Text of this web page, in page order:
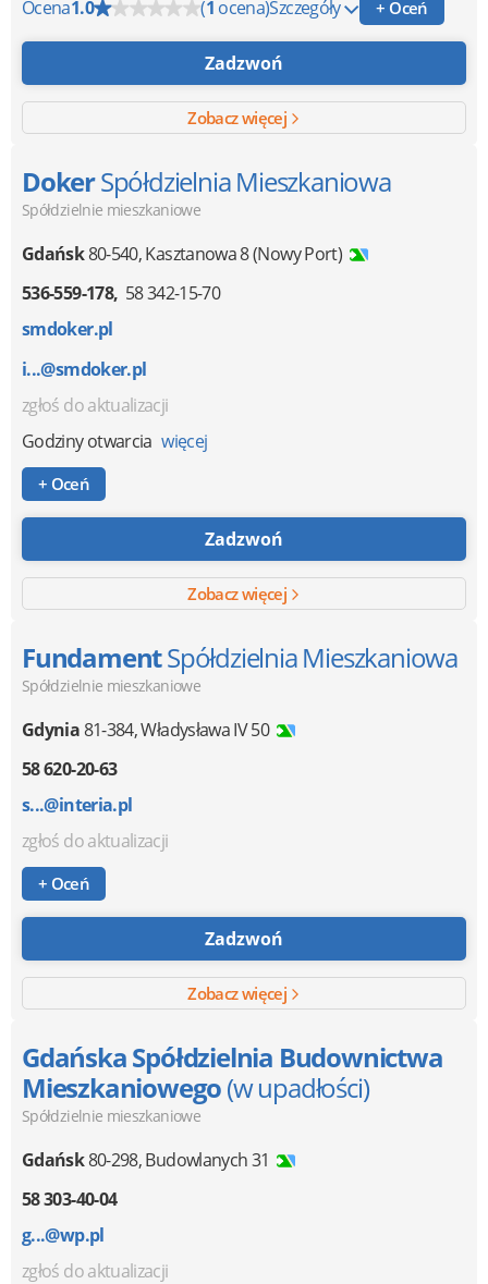
Ocena1.0 (1 ocena)Szczegóły + Oceń
Zadzwoń
Zobacz więcej
DokerSpółdzielnia Mieszkaniowa
Spółdzielnie mieszkaniowe
Gdańsk80-540,Kasztanowa 8 (Nowy Port)
536-559-178 58 342-15-70
smdoker.pl
i...@smdoker.pl
zgłoś do aktualizacji
Godziny otwarcia więcej
+ Oceń
Zadzwoń
Zobacz więcej
FundamentSpółdzielnia Mieszkaniowa
Spółdzielnie mieszkaniowe
Gdynia81-384,Władysława IV 50
58 620-20-63
s...@interia.pl
zgłoś do aktualizacji
+ Oceń
Zadzwoń
Zobacz więcej
Gdańska Spółdzielnia Budownictwa
Mieszkaniowego(w upadłości)
Spółdzielnie mieszkaniowe
Gdańsk80-298,Budowlanych 31
58 303-40-04
g...@wp.pl
zgłoś do aktualizacji